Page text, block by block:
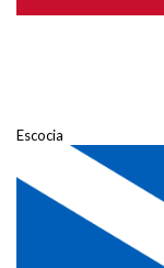
Escocia